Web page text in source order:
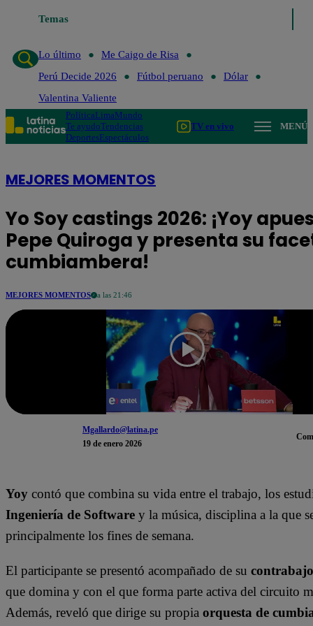
Temas
Lo último
Lo último
Me Caigo de Risa
Perú Decide 2026
Fútbol peruano
Dólar
Valentina Valiente
PolíticaLimaMundo
Te ayudoTendencias
DeportesEspectáculos
TV en vivo MENÚ
MEJORES MOMENTOS
Yo Soy castings 2026: ¡Yoy
Pepe Quiroga y presenta su
cumbiambera!
MEJORES MOMENTOS a las 21:46
Mgallardo@latina.pe
19 de enero 2026
Yoy contó que combina su vida entre el trabajo, los
Ingeniería de Software y la música, disciplina a la que
principalmente los fines de semana.
El participante se presentó acompañado de su contrabajo
que domina y con el que forma parte activa del circuito
Además, reveló que dirige su propia orquesta de